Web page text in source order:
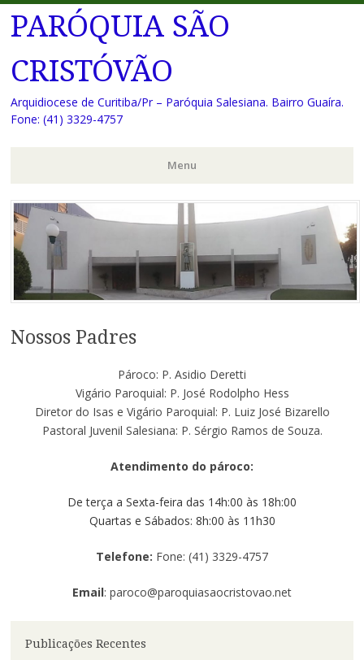
PARÓQUIA SÃO
CRISTÓVÃO
Arquidiocese de Curitiba/Pr – Paróquia Salesiana. Bairro Guaíra.
Fone: (41) 3329-4757
Menu
Pular
para
o
conteúdo
Nossos Padres
Pároco: P. Asidio Deretti
Vigário Paroquial: P. José Rodolpho Hess
Diretor do Isas e Vigário Paroquial: P. Luiz José Bizarello
Pastoral Juvenil Salesiana: P. Sérgio Ramos de Souza.
Atendimento do pároco:
De terça a Sexta-feira das 14h:00 às 18h:00
Quartas e Sábados: 8h:00 às 11h30
Telefone: Fone: (41) 3329-4757
Email: paroco@paroquiasaocristovao.net
Publicações Recentes